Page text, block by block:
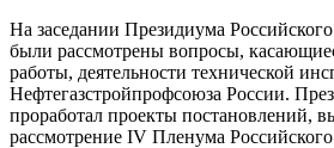
На заседании Президиума
были рассмотрены вопросы,
работы, деятельности технической
Нефтегазстройпрофсоюза России.
проработал проекты постановлений,
рассмотрение IV Пленума